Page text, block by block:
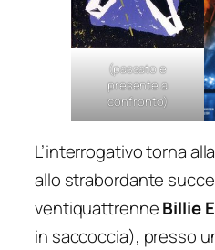
(passato e
presente a
confronto)
L’interrogativo torna
allo strabordante
ventiquattrenneBillie
in saccoccia), presso